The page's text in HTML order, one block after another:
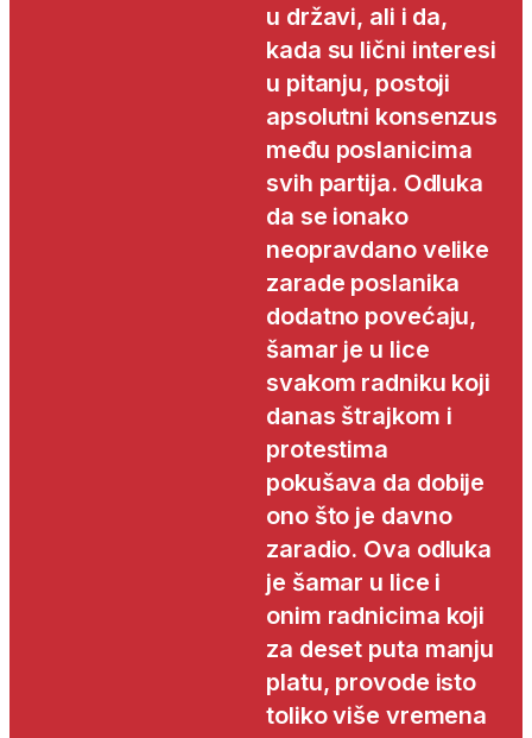
u državi, ali i da,
kada su lični interesi
u pitanju, postoji
apsolutni konsenzus
među poslanicima
svih partija. Odluka
da se ionako
neopravdano velike
zarade poslanika
dodatno povećaju,
šamar je u lice
svakom radniku koji
danas štrajkom i
protestima
pokušava da dobije
ono što je davno
zaradio. Ova odluka
je šamar u lice i
onim radnicima koji
za deset puta manju
platu, provode isto
toliko više vremena